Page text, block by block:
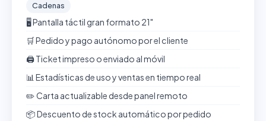
Cadenas
🖥️ Pantalla táctil gran formato 21"
🛒 Pedido y pago autónomo por el cliente
🖨️ Ticket impreso o enviado al móvil
📊 Estadísticas de uso y ventas en tiempo real
✏️ Carta actualizable desde panel remoto
📦 Descuento de stock automático por pedido